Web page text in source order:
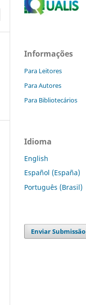
Informações
Para Leitores
Para Autores
Para Bibliotecários
Idioma
English
Español (España)
Português (Brasil)
Enviar Submissão